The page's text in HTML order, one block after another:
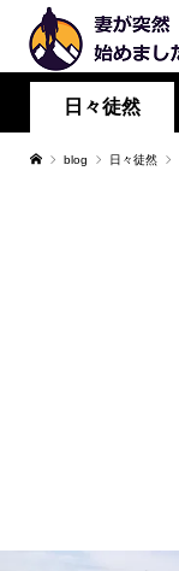
日々徒然
blog 日々徒然